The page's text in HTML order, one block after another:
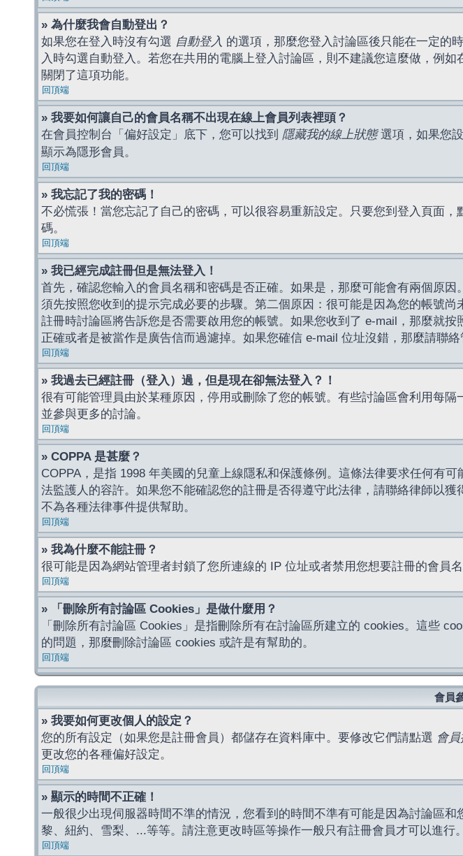
» 為什麼我會自動登出？
如果您在登入時沒有勾選 自動登入 的選項，那麼您登入討論區後只能在一定的
入時勾選自動登入。若您在共用的電腦上登入討論區，則不建議您這麼做，例
關閉了這項功能。
回頂端
» 我要如何讓自己的會員名稱不出現在線上會員列表裡頭？
在會員控制台「偏好設定」底下，您可以找到 隱藏我的線上狀態選項，如果您
顯示為隱形會員。
回頂端
» 我忘記了我的密碼！
不必慌張！當您忘記了自己的密碼，可以很容易重新設定。只要您到登入頁面，
碼。
回頂端
» 我已經完成註冊但是無法登入！
首先，確認您輸入的會員名稱和密碼是否正確。如果是，那麼可能會有兩個原
須先按照您收到的提示完成必要的步驟。第二個原因：很可能是因為您的帳號
註冊時討論區將告訴您是否需要啟用您的帳號。如果您收到了 e-mail，那麼就
正確或者是被當作是廣告信而過濾掉。如果您確信 e-mail 位址沒錯，那麼請聯絡
回頂端
» 我過去已經註冊（登入）過，但是現在卻無法登入？！
很有可能管理員由於某種原因，停用或刪除了您的帳號。有些討論區會利用每
並參與更多的討論。
回頂端
» COPPA 是甚麼？
COPPA，是指 1998 年美國的兒童上線隱私和保護條例。這條法律要求任何有
法監護人的容許。如果您不能確認您的註冊是否得遵守此法律，請聯絡律師以
不為各種法律事件提供幫助。
回頂端
» 我為什麼不能註冊？
很可能是因為網站管理者封鎖了您所連線的 IP 位址或者禁用您想要註冊的會員
回頂端
» 「刪除所有討論區 Cookies」是做什麼用？
「刪除所有討論區 Cookies」是指刪除所有在討論區所建立的 cookies。這些
的問題，那麼刪除討論區 cookies 或許是有幫助的。
回頂端
會員
» 我要如何更改個人的設定？
您的所有設定（如果您是註冊會員）都儲存在資料庫中。要修改它們請點選 會
更改您的各種偏好設定。
回頂端
» 顯示的時間不正確！
一般很少出現伺服器時間不準的情況，您看到的時間不準有可能是因為討論區
黎、紐約、雪梨、...等等。請注意更改時區等操作一般只有註冊會員才可以進行
回頂端